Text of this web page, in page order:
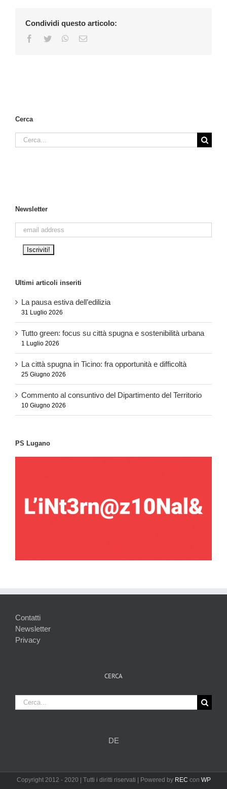
Condividi questo articolo:
Facebook
Twitter WhatsApp
Email
Cerca
Cerca
per:
Newsletter
Ultimi articoli inseriti
La pausa estiva dell’edilizia
31 Luglio 2026
Tutto green: focus su città spugna e sostenibilità urbana
1 Luglio 2026
La città spugna in Ticino: fra opportunità e difficoltà
25 Giugno 2026
Commento al consuntivo del Dipartimento del Territorio
10 Giugno 2026
PS Lugano
Contatti
Newsletter
Privacy
CERCA
Cerca
per:
DE
Copyright 2012 - 2020 | Tutti i diritti riservati | Powered by REC con WP